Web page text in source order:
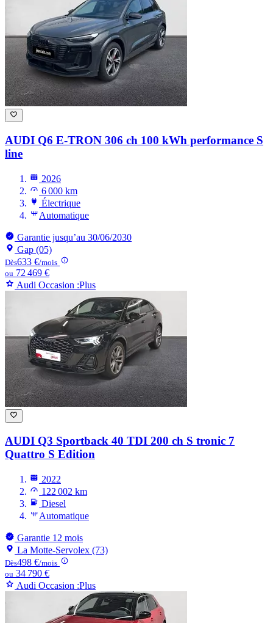
AUDI Q6 E-TRON 306 ch 100 kWh performance S
line
2026
6 000 km
Électrique
Automatique
Garantie jusqu’au 30/06/2030
Gap (05)
Dès633 €/mois
ou 72 469 €
Audi Occasion :Plus
AUDI Q3 Sportback 40 TDI 200 ch S tronic 7
Quattro S Edition
2022
122 002 km
Diesel
Automatique
Garantie 12 mois
La Motte-Servolex (73)
Dès498 €/mois
ou 34 790 €
Audi Occasion :Plus